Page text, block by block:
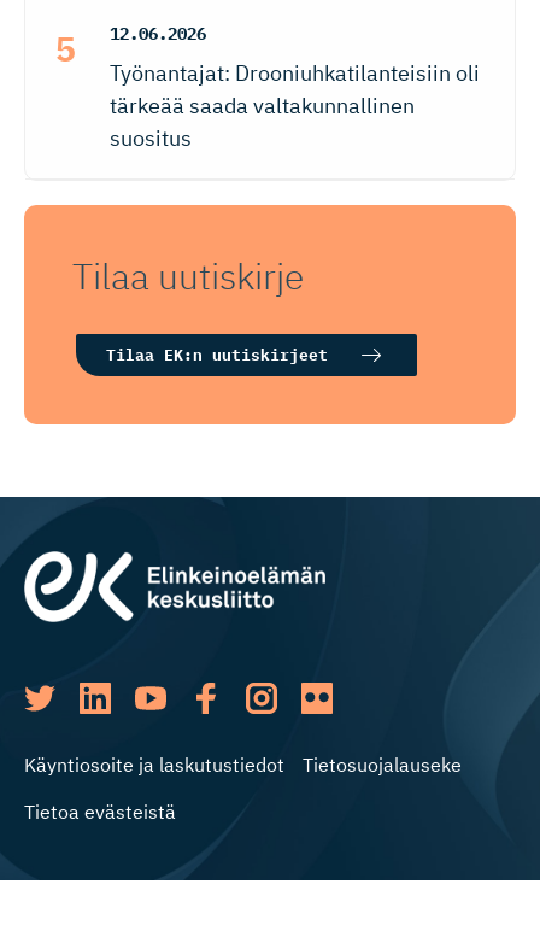
12.06.2026
Työnantajat: Drooniuhkatilanteisiin oli
tärkeää saada valtakunnallinen
suositus
Tilaa uutiskirje
Tilaa EK:n uutiskirjeet
Käyntiosoite ja laskutustiedot
Tietosuojalauseke
Tietoa evästeistä